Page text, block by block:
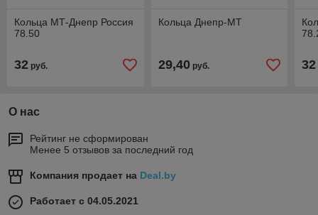
Кольца МТ-Днепр Россия
78.50
32 руб.
Кольца Днепр-МТ
29,40руб. 32
О нас
Рейтинг не сформирован
Менее 5 отзывов за последний год
Компания продает на Deal.by
Работает с 04.05.2021